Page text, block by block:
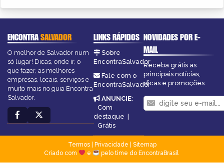
ENCONTRASALVADOR
O melhor de Salvador num
só lugar! Dicas, onde ir, o
que fazer, as melhores
empresas, locais, serviços e
muito mais no guia Encontra
Salvador.
LINKS RÁPIDOS
Sobre
EncontraSalvador
Fale com o
EncontraSalvador
ANUNCIE:
Com
destaque |
Grátis
NOVIDADES POR E-
MAIL
Receba grátis as
principais notícias,
dicas e promoções
Termos| Privacidade
Sitemap
Criado com
e pelo time do EncontraBrasil